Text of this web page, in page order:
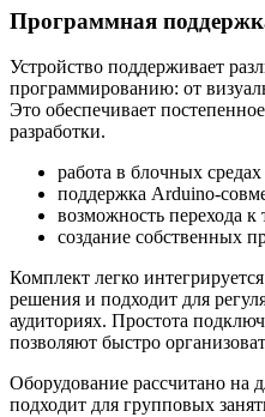
Программная
Устройство поддерживает
программированию: от
Это обеспечивает
разработки.
работа в блочных
поддержка Arduino-
возможность перехода к
создание собственных
Комплект легко
решения и подходит для
аудиториях. Простота
позволяют быстро
Оборудование рассчитано на
подходит для групповых